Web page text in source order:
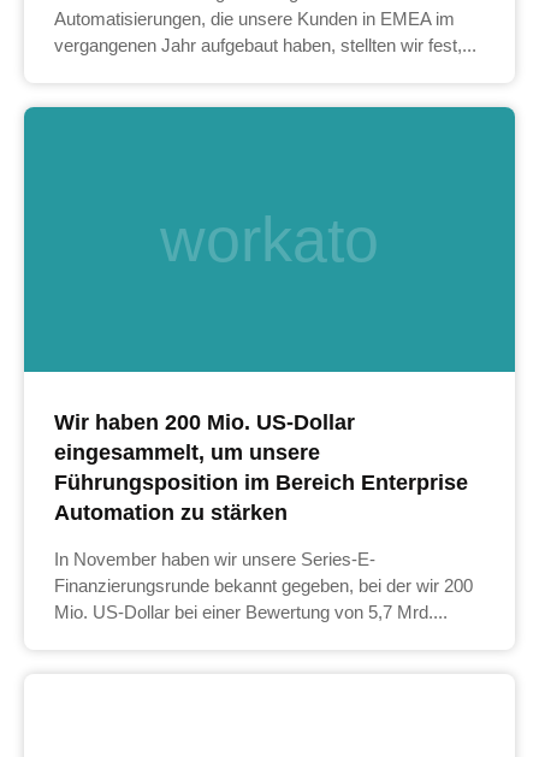
Automatisierungen, die unsere Kunden in EMEA im
vergangenen Jahr aufgebaut haben, stellten wir fest,...
workato
Wir haben 200 Mio. US-Dollar
eingesammelt, um unsere
Führungsposition im Bereich Enterprise
Automation zu stärken
In November haben wir unsere Series-E-
Finanzierungsrunde bekannt gegeben, bei der wir 200
Mio. US-Dollar bei einer Bewertung von 5,7 Mrd....